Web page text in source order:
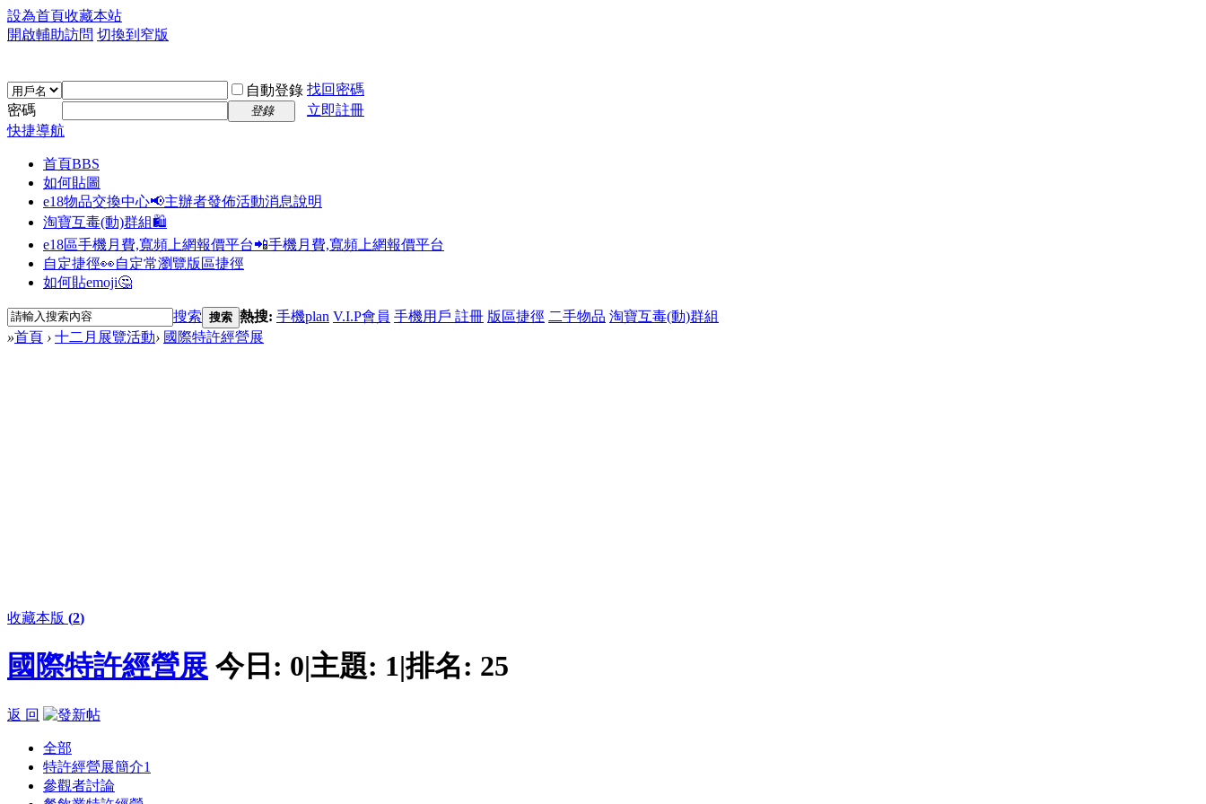
設為首頁收藏本站
開啟輔助訪問 切換到窄版
自動登錄 找回密碼
密碼
登錄
立即註冊
快捷導航
首頁BBS
如何貼圖
e18物品交換中心📢主辦者發佈活動消息說明
淘寶互毒(動)群組🛍️
e18區手機月費,寬頻上網報價平台📲手機月費,寬頻上網報價平台
自定捷徑👀自定常瀏覽版區捷徑
如何貼emoji🤔
搜索 搜索 熱搜: 手機plan V.I.P會員 手機用戶 註冊 版區捷徑 二手物品 淘寶互毒(動)群組
»首頁 › 十二月展覽活動› 國際特許經營展
收藏本版 (2)
國際特許經營展 今日: 0|主題: 1|排名: 25
返 回
全部
特許經營展簡介1
參觀者討論